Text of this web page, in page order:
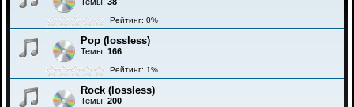
Рейтинг: 0%
Pop (lossless)
Темы: 166
Рейтинг: 1%
Rock (lossless)
Темы: 200